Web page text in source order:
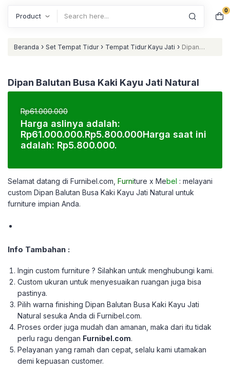
0
Beranda › Set Tempat Tidur › Tempat Tidur Kayu Jati › Dipan
Dipan Balutan Busa Kaki Kayu Jati Natural
Rp61.000.000
Harga aslinya adalah:
Rp61.000.000.Rp5.800.000Harga saat ini
adalah: Rp5.800.000.
Selamat datang di Furnibel.com, Furniture x Mebel : melayani
custom Dipan Balutan Busa Kaki Kayu Jati Natural untuk
furniture impian Anda.
Info Tambahan :
Ingin custom furniture ? Silahkan untuk menghubungi kami.
Custom ukuran untuk menyesuaikan ruangan juga bisa
pastinya.
Pilih warna finishing Dipan Balutan Busa Kaki Kayu Jati
Natural sesuka Anda di Furnibel.com.
Proses order juga mudah dan amanan, maka dari itu tidak
perlu ragu dengan Furnibel.com.
Pelayanan yang ramah dan cepat, selalu kami utamakan
demi kepuasan customer.